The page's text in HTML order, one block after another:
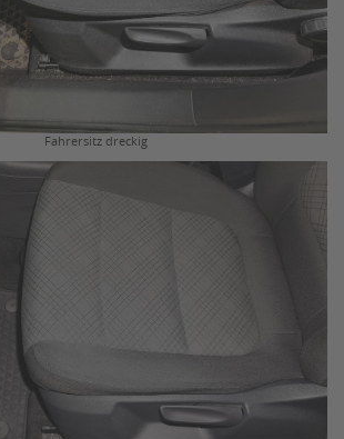
Fahrersitz dreckig